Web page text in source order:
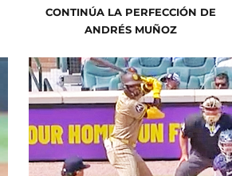
CONTINÚA LA PERFECCIÓN DE
ANDRÉS MUÑOZ